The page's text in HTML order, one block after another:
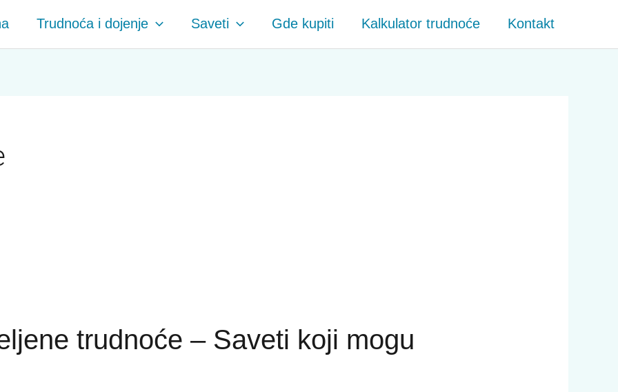
Trudnoća i dojenje Saveti Gde kupiti Kalkulator trudnoće Kontakt
trudnoće – Saveti koji mogu